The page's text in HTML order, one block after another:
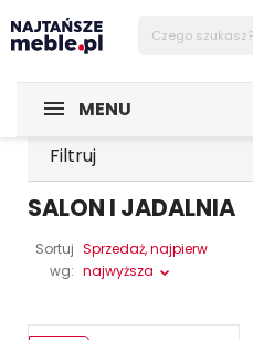
MENU
Filtruj
SALON I JADALNIA
Sortuj
wg:
Sprzedaż, najpierw
najwyższa